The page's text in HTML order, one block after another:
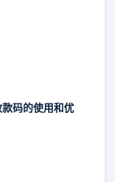
码的使用和优